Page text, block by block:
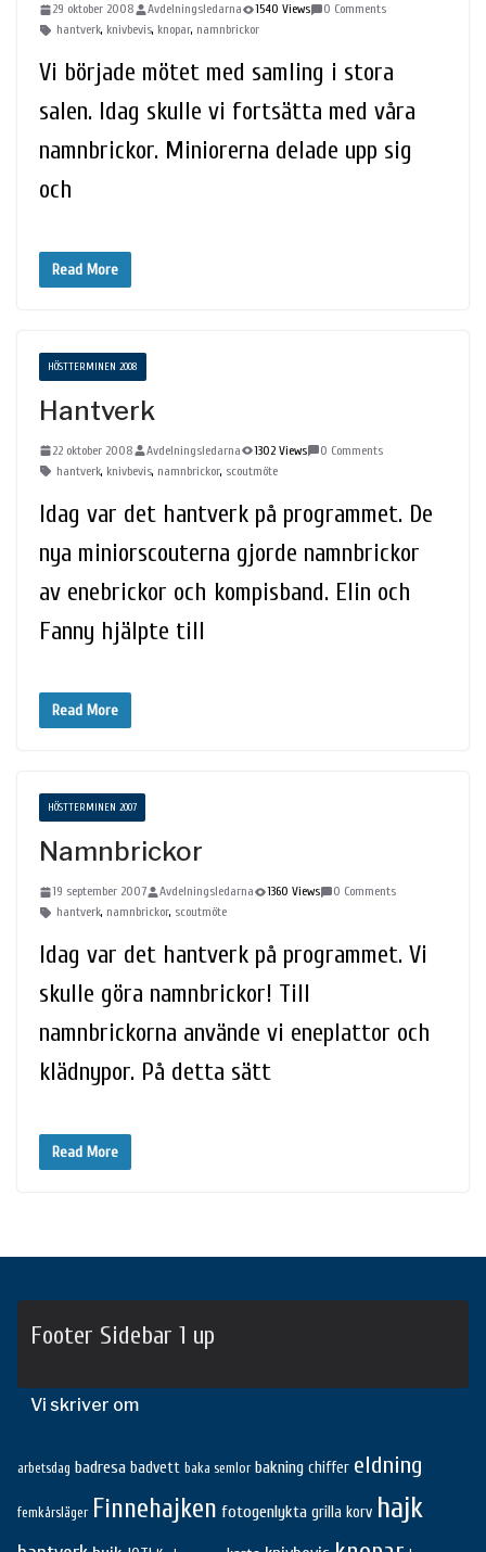
29 oktober 2008 Avdelningsledarna 1540 Views
0 Comments
hantverk, knivbevis, knopar, namnbrickor
Vi började mötet med samling i stora
salen. Idag skulle vi fortsätta med våra
namnbrickor. Miniorerna delade upp sig
och
Read More
HÖSTTERMINEN 2008
Hantverk
22 oktober 2008 Avdelningsledarna 1302 Views
0 Comments
hantverk, knivbevis, namnbrickor, scoutmöte
Idag var det hantverk på programmet. De
nya miniorscouterna gjorde namnbrickor
av enebrickor och kompisband. Elin och
Fanny hjälpte till
Read More
HÖSTTERMINEN 2007
Namnbrickor
19 september 2007 Avdelningsledarna 1360 Views
0 Comments
hantverk, namnbrickor, scoutmöte
Idag var det hantverk på programmet. Vi
skulle göra namnbrickor! Till
namnbrickorna använde vi eneplattor och
klädnypor. På detta sätt
Read More
Footer Sidebar 1 up
Vi skriver om
arbetsdag badresa badvett baka semlor bakning chiffer eldning
femkårsläger Finnehajken fotogenlykta grilla korv hajk